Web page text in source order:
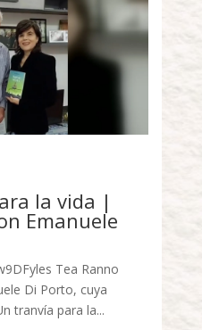
la vida |
Emanuele
Tea Ranno
Di Porto, cuya
tranvía para la...